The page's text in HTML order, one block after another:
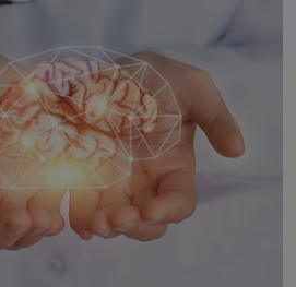
celá Austrálie s